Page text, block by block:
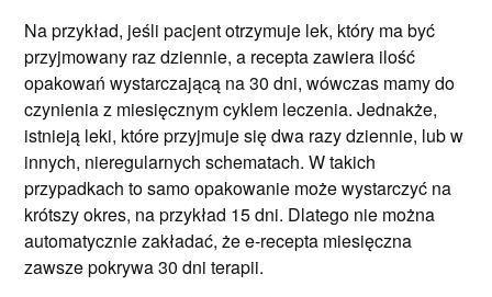
Na przykład, jeśli pacjent otrzymuje lek, który ma być
przyjmowany raz dziennie, a recepta zawiera ilość
opakowań wystarczającą na 30 dni, wówczas mamy do
czynienia z miesięcznym cyklem leczenia. Jednakże,
istnieją leki, które przyjmuje się dwa razy dziennie, lub w
innych, nieregularnych schematach. W takich
przypadkach to samo opakowanie może wystarczyć na
krótszy okres, na przykład 15 dni. Dlatego nie można
automatycznie zakładać, że e-recepta miesięczna
zawsze pokrywa 30 dni terapii.